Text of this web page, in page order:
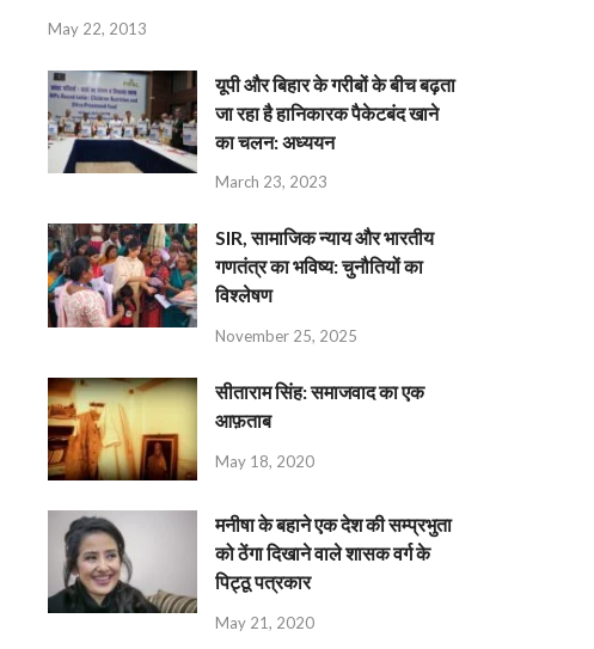
May 22, 2013
यूपी और बिहार के गरीबों के बीच बढ़ता
जा रहा है हानिकारक पैकेटबंद खाने
का चलन: अध्ययन
March 23, 2023
SIR, सामाजिक न्याय और भारतीय
गणतंत्र का भविष्य: चुनौतियों का
विश्लेषण
November 25, 2025
सीताराम सिंह: समाजवाद का एक
आफ़ताब
May 18, 2020
मनीषा के बहाने एक देश की सम्प्रभुता
को ठेंगा दिखाने वाले शासक वर्ग के
पिट्ठू पत्रकार
May 21, 2020